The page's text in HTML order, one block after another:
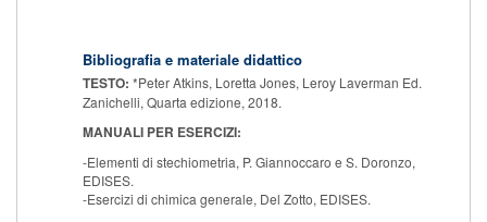
Bibliografia e materiale didattico
TESTO: *Peter Atkins, Loretta Jones, Leroy Laverman Ed.
Zanichelli, Quarta edizione, 2018.
MANUALI PER ESERCIZI:
-Elementi di stechiometria, P. Giannoccaro e S. Doronzo,
EDISES.
-Esercizi di chimica generale, Del Zotto, EDISES.